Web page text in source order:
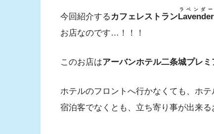
今回紹介する カフェレストランLavender
ラベンダー
お店なのです…！！！
このお店はアーバンホテル二条城プレミ
ホテルのフロントへ行かなくても、ホ
宿泊客でなくとも、立ち寄り事が出来る